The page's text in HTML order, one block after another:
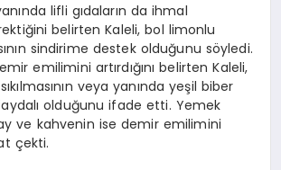
lifli gıdaların da ihmal
belirten Kaleli, bol limonlu
sindirime destek olduğunu söyledi.
emilimini artırdığını belirten Kaleli,
veya yanında yeşil biber
olduğunu ifade etti. Yemek
ve kahvenin ise demir emilimini
çekti.